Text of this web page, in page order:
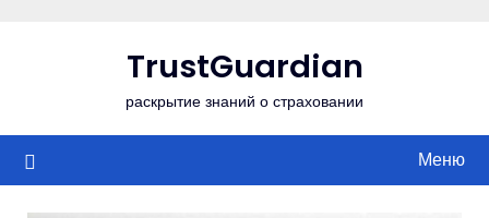
TrustGuardian
раскрытие знаний о страховании
Меню